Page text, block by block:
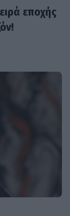
εποχής